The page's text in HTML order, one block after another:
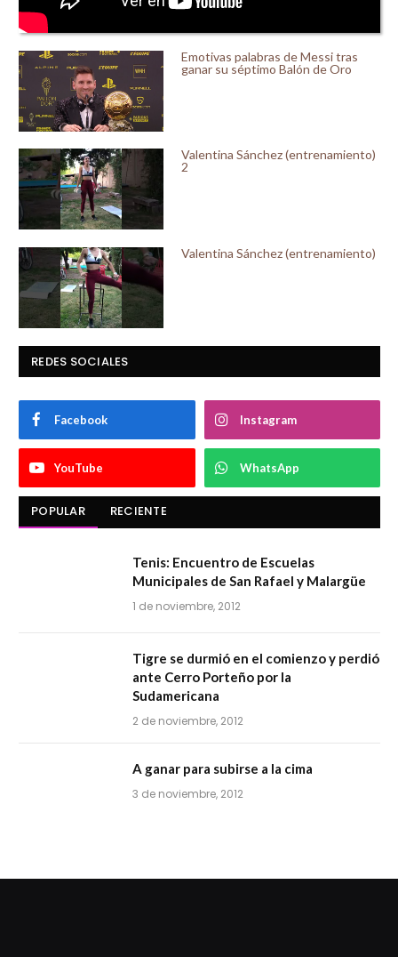
Emotivas palabras de Messi tras
ganar su séptimo Balón de Oro
Valentina Sánchez (entrenamiento)
2
Valentina Sánchez (entrenamiento)
REDES SOCIALES
Facebook Instagram
YouTube WhatsApp
POPULAR RECIENTE
Tenis: Encuentro de Escuelas
Municipales de San Rafael y Malargüe
1 de noviembre, 2012
Tigre se durmió en el comienzo y perdió
ante Cerro Porteño por la
Sudamericana
2 de noviembre, 2012
A ganar para subirse a la cima
3 de noviembre, 2012